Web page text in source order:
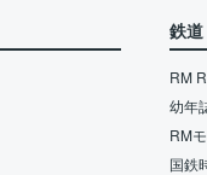
鉄道
RM
幼年
RM
国鉄